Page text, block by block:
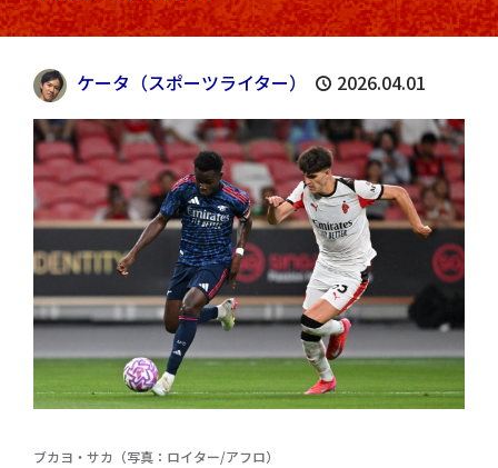
ケータ（スポーツライター） 2026.04.01
ブカヨ・サカ（写真：ロイター/アフロ）